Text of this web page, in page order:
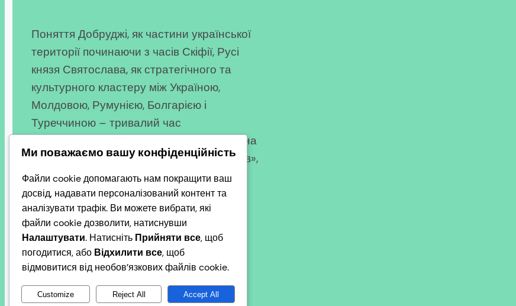
Поняття Добруджі, як частини української
території починаючи з часів Скіфії, Русі
князя Святослава, як стратегічного та
культурного кластеру між Україною,
Молдовою, Румунією, Болгарією і
Туреччиною – тривалий час
викривляється. Причини різні, але головна
— позиція офіційних «визнаних науковців»,
які часто працюють на систему, а не на
істину. Сьогодні ми маємо відверто
поговорити про тих, кого…
2026-03-01
Ми поважаємо вашу конфіденційність
Файли cookie допомагають нам покращити ваш
досвід, надавати персоналізований контент та
аналізувати трафік. Ви можете вибрати, які
файли cookie дозволити, натиснувши
Налаштувати. Натисніть Прийняти все, щоб
погодитися, або Відхилити все, щоб
відмовитися від необов’язкових файлів cookie.
Customize Reject All Accept All